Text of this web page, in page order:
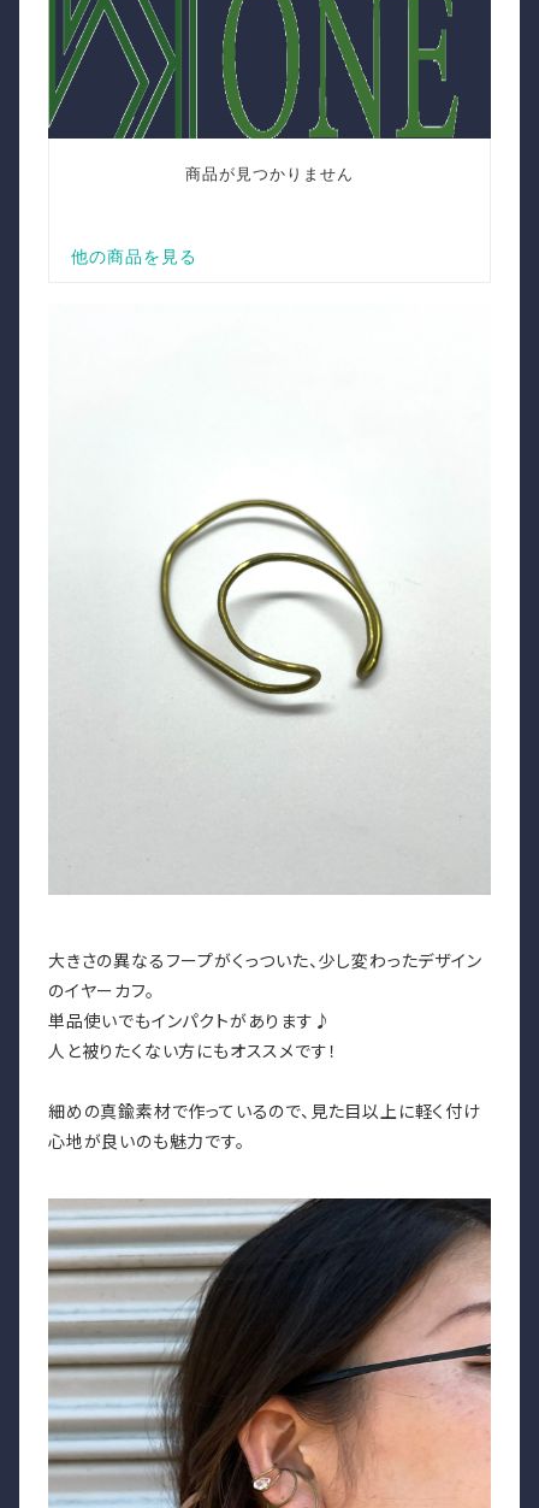
大きさの異なるフープがくっついた、少し変わったデザイン
のイヤーカフ。
単品使いでもインパクトがあります♪
人と被りたくない方にもオススメです！
細めの真鍮素材で作っているので、見た目以上に軽く付け
心地が良いのも魅力です。